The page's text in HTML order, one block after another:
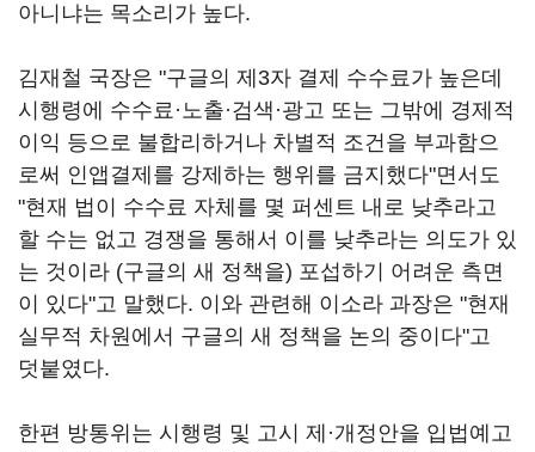
아니냐는 목소리가 높다.
김재철 국장은 "구글의 제3자 결제 수수료가 높은데
시행령에 수수료·노출·검색·광고 또는 그밖에 경제적
이익 등으로 불합리하거나 차별적 조건을 부과함으
로써 인앱결제를 강제하는 행위를 금지했다"면서도
"현재 법이 수수료 자체를 몇 퍼센트 내로 낮추라고
할 수는 없고 경쟁을 통해서 이를 낮추라는 의도가 있
는 것이라 (구글의 새 정책을) 포섭하기 어려운 측면
이 있다"고 말했다. 이와 관련해 이소라 과장은 "현재
실무적 차원에서 구글의 새 정책을 논의 중이다"고
덧붙였다.
한편 방통위는 시행령 및 고시 제·개정안을 입법예고